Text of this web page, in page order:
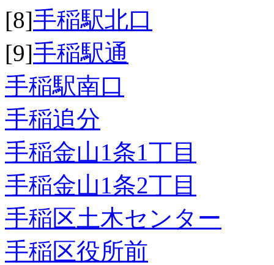
[8]手稲駅北口
[9]手稲駅通
手稲駅南口
手稲追分
手稲金山1条1丁目
手稲金山1条2丁目
手稲区土木センター
手稲区役所前